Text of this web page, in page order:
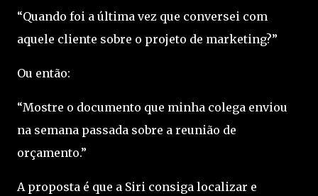
“Quando foi a última vez que conversei com
aquele cliente sobre o projeto de marketing?”
Ou então:
“Mostre o documento que minha colega enviou
na semana passada sobre a reunião de
orçamento.”
A proposta é que a Siri consiga localizar e